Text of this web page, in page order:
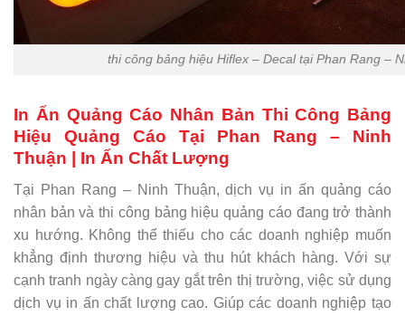
thi công bảng hiệu Hiflex – Decal tại Phan Rang –
In Ấn Quảng Cáo Nhân Bản Thi Công Bảng
Hiệu Quảng Cáo Tại Phan Rang – Ninh
Thuận | In Ấn Chất Lượng
Tại Phan Rang – Ninh Thuận, dịch vụ in ấn quảng cáo
nhân bản và thi công bảng hiệu quảng cáo đang trở thành
xu hướng. Không thể thiếu cho các doanh nghiệp muốn
khẳng định thương hiệu và thu hút khách hàng. Với sự
cạnh tranh ngày càng gay gắt trên thị trường, việc sử dụng
dịch vụ in ấn chất lượng cao. Giúp các doanh nghiệp tạo